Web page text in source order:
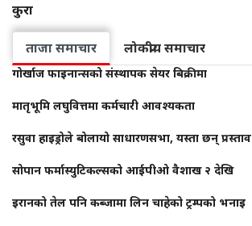
कुरा
ताजा समाचार लोकप्रीय समाचार
गोर्खाज फाइनान्सको संस्थापक सेयर बिक्रीमा
मातृभूमि लघुवित्तमा कर्मचारी आवश्यकता
रसुवा हाइड्रोले बोलायो साधारणसभा, यस्ता छन् प्रस्ताव
सोपान फर्मास्युटिकल्सको आईपीओ वैशाख २ देखि
इरानको तेल पनि कब्जामा लिन चाहेको ट्रम्पको भनाइ